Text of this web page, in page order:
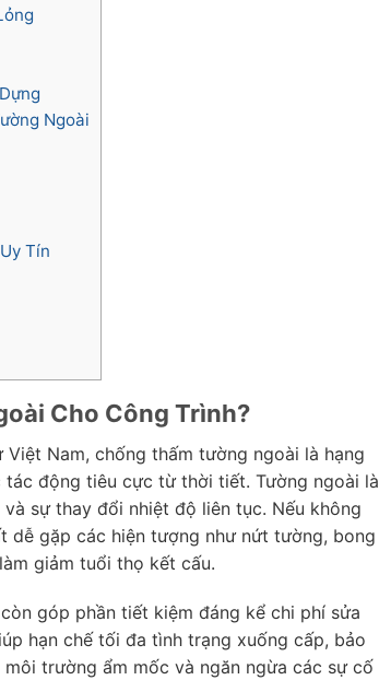
Ngoài
Tín
Cho Công Trình?
Nam, chống thấm tường ngoài là hạng
động tiêu cực từ thời tiết. Tường ngoài là
sự thay đổi nhiệt độ liên tục. Nếu không
gặp các hiện tượng như nứt tường, bong
giảm tuổi thọ kết cấu.
góp phần tiết kiệm đáng kể chi phí sửa
hạn chế tối đa tình trạng xuống cấp, bảo
trường ẩm mốc và ngăn ngừa các sự cố